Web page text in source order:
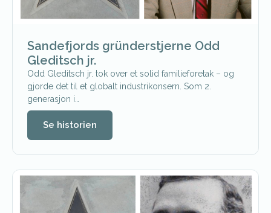
Sandefjords gründerstjerne Odd
Gleditsch jr.
Odd Gleditsch jr. tok over et solid familieforetak – og
gjorde det til et globalt industrikonsern. Som 2.
generasjon i…
Se historien